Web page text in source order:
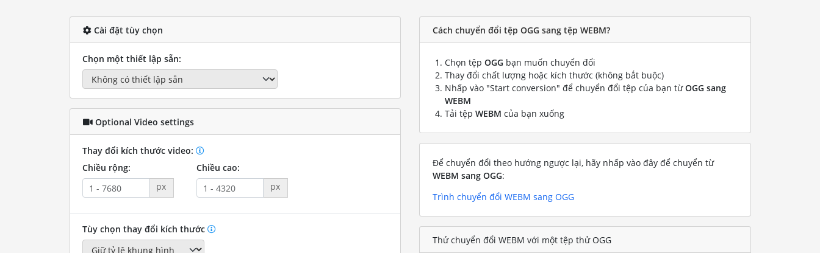
Cài đặt tùy chọn
Chọn một thiết lập sẵn:
Optional Video settings
Thay đổi kích thước video:
Chiều rộng:
px
Chiều cao:
px
Tùy chọn thay đổi kích thước
Cách chuyển đổi tệp OGG sang tệp WEBM?
Chọn tệp OGG bạn muốn chuyển đổi
Thay đổi chất lượng hoặc kích thước (không bắt buộc)
Nhấp vào "Start conversion" để chuyển đổi tệp của bạn từOGG sang
WEBM
Tải tệp WEBM của bạn xuống
Để chuyển đổi theo hướng ngược lại, hãy nhấp vào đây để chuyển từ
WEBM sang OGG:
Trình chuyển đổi WEBM sang OGG
Thử chuyển đổi WEBM với một tệp thử OGG